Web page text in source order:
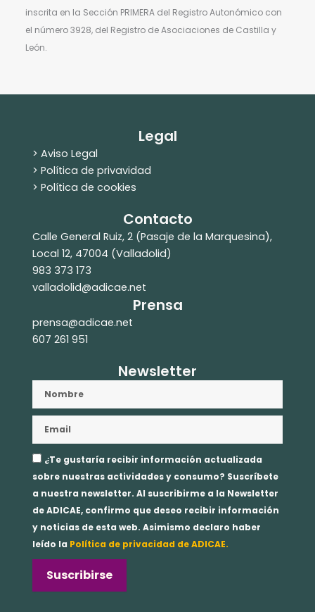
inscrita en la Sección PRIMERA del Registro Autonómico con
el número 3928, del Registro de Asociaciones de Castilla y
León.
Legal
> Aviso Legal
> Política de privavidad
> Política de cookies
Contacto
Calle General Ruiz, 2 (Pasaje de la Marquesina),
Local 12, 47004 (Valladolid)
983 373 173
valladolid@adicae.net
Prensa
prensa@adicae.net
607 261 951
Newsletter
Aceptación
privacidad
¿Te gustaría recibir información actualizada
sobre nuestras actividades y consumo? Suscríbete
a nuestra newsletter. Al suscribirme a la Newsletter
de ADICAE, confirmo que deseo recibir información
y noticias de esta web. Asimismo declaro haber
leído la Política de privacidad de ADICAE.
Suscribirse